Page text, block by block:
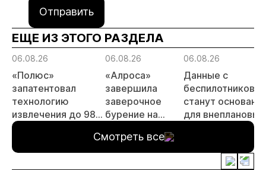
Отправить
ЕЩЕ ИЗ ЭТОГО РАЗДЕЛА
06.08.26
«Полюс»
запатентовал
технологию
извлечения до 98%
золота из
металлургического
шлака
06.08.26
«Алроса»
завершила
заверочное
бурение на
месторождении
Дегдекан
06.08.26
Данные с
беспилотников
станут
для внеплановых
Смотреть все